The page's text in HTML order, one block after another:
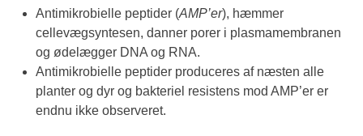
Antimikrobielle peptider (AMP’er), hæmmer
cellevægsyntesen, danner porer i plasmamembranen
og ødelægger DNA og RNA.
Antimikrobielle peptider produceres af næsten alle
planter og dyr og bakteriel resistens mod AMP’er er
endnu ikke observeret.